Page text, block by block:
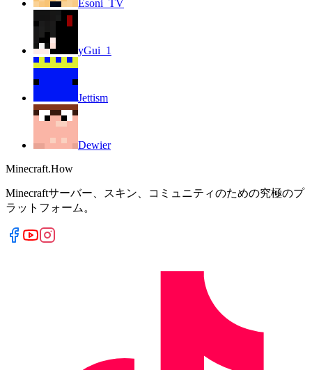
Esoni_TV
yGui_1
Jettism
Dewier
Minecraft.How
Minecraftサーバー、スキン、コミュニティのための究極のプ
ラットフォーム。